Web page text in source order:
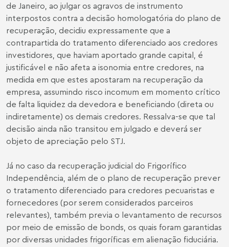
de Janeiro, ao julgar os agravos de instrumento
interpostos contra a decisão homologatória do plano de
recuperação, decidiu expressamente que a
contrapartida do tratamento diferenciado aos credores
investidores, que haviam aportado grande capital, é
justificável e não afeta a isonomia entre credores, na
medida em que estes apostaram na recuperação da
empresa, assumindo risco incomum em momento crítico
de falta liquidez da devedora e beneficiando (direta ou
indiretamente) os demais credores. Ressalva-se que tal
decisão ainda não transitou em julgado e deverá ser
objeto de apreciação pelo STJ.
Já no caso da recuperação judicial do Frigorífico
Independência, além de o plano de recuperação prever
o tratamento diferenciado para credores pecuaristas e
fornecedores (por serem considerados parceiros
relevantes), também previa o levantamento de recursos
por meio de emissão de bonds, os quais foram garantidas
por diversas unidades frigoríficas em alienação fiduciária.